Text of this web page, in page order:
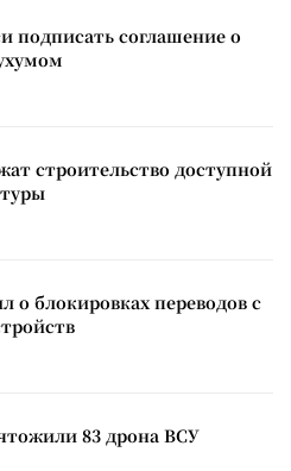
подписать соглашение о
строительство доступной
о блокировках переводов с
83 дрона ВСУ